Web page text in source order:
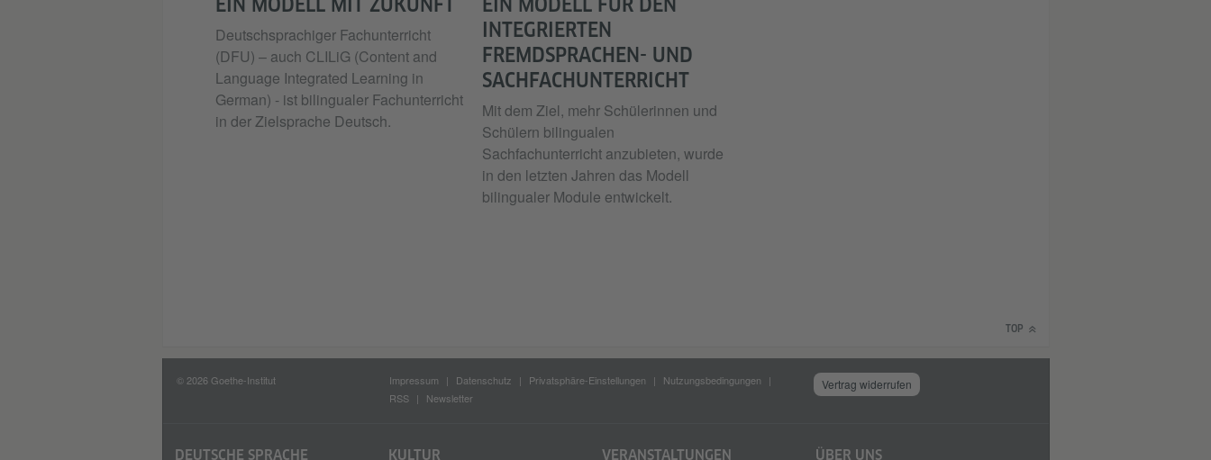
Deutschsprachiger Fachunterricht
(DFU) – auch CLILiG (Content and
Language Integrated Learning in
German) - ist bilingualer Fachunterricht
in der Zielsprache Deutsch.
INTEGRIERTEN
FREMDSPRACHEN- UND
SACHFACHUNTERRICHT
Mit dem Ziel, mehr Schülerinnen und
Schülern bilingualen
Sachfachunterricht anzubieten, wurde
in den letzten Jahren das Modell
bilingualer Module entwickelt.
TOP
© 2026 Goethe-Institut Impressum Datenschutz Privatsphäre-Einstellungen
Nutzungsbedingungen
RSS
Newsletter
Vertrag widerrufen
DEUTSCHE SPRACHE KULTUR VERANSTALTUNGEN ÜBER UNS